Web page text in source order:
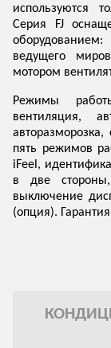
используются
Серия FJ
ведущего
мотором
Режимы
вентиляция,
пять режимов
iFeel,
в две
выключение
(опция).